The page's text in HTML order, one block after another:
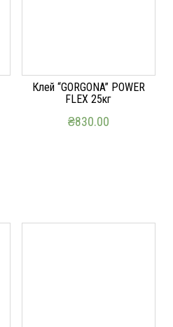
Клей “GORGONA” POWER
FLEX 25кг
₴830.00